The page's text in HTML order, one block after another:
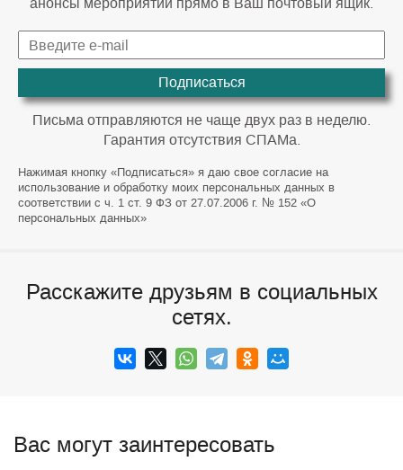
Подписаться
Письма отправляются не чаще двух раз в неделю.
Гарантия отсутствия СПАМа.
Нажимая кнопку «Подписаться» я даю свое согласие на
использование и обработку моих персональных данных в
соответствии с ч. 1 ст. 9 ФЗ от 27.07.2006 г. № 152 «О
персональных данных»
Расскажите друзьям в социальных
сетях.
Вас могут заинтересовать